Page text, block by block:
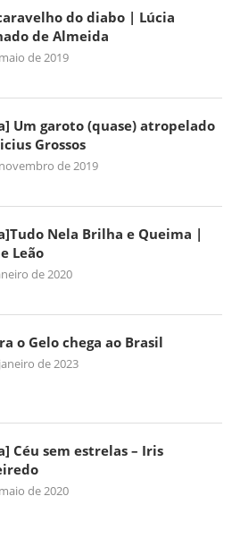
do diabo | Lúcia
de Almeida
de 2019
Um garoto (quase) atropelado
Grossos
de 2019
Nela Brilha e Queima |
Leão
de 2020
o Gelo chega ao Brasil
de 2023
Céu sem estrelas – Iris
de 2020